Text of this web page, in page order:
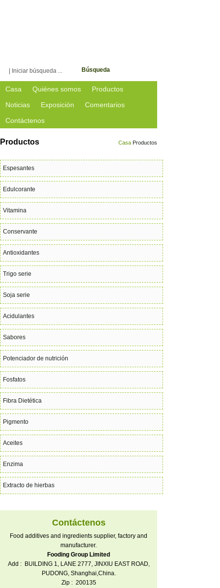
Búsqueda
Casa Quiénes somos
Productos
Noticias
Exposición
Comentarios
Contáctenos
Productos Casa Productos
Espesantes
Edulcorante
Vitamina
Conservante
Antioxidantes
Trigo serie
Soja serie
Acidulantes
Sabores
Potenciador de nutrición
Fosfatos
Fibra Dietética
Pigmento
Aceites
Enzima
Extracto de hierbas
Contáctenos
Food additives and ingredients supplier, factory and
manufacturer.
Fooding Group Limited
Add : BUILDING 1, LANE 2777, JINXIU EAST ROAD,
PUDONG, Shanghai,China.
Zip : 200135